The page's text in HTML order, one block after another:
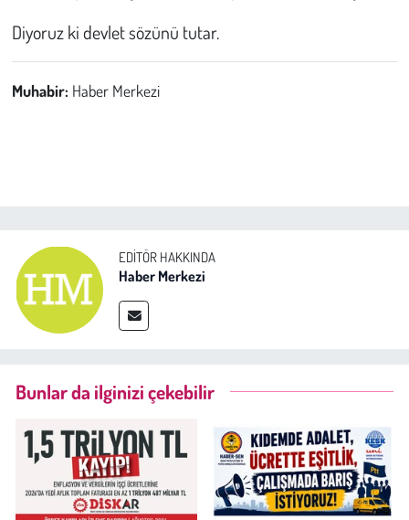
Diyoruz ki devlet sözünü tutar.
Muhabir: Haber Merkezi
EDITÖR HAKKINDA
Haber Merkezi
Bunlar da ilginizi çekebilir